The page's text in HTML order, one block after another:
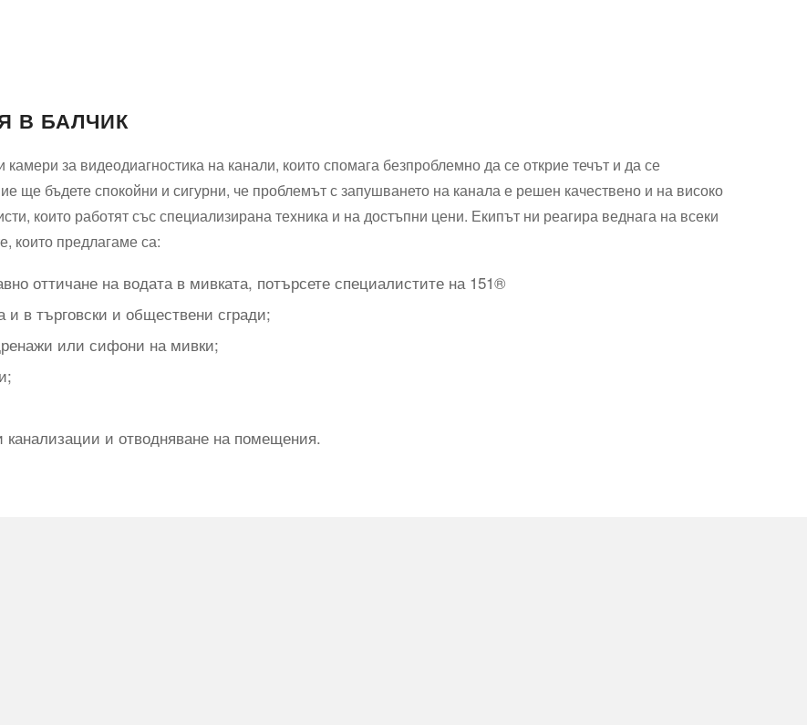
В БАЛЧИК
за видеодиагностика на канали, които спомага безпроблемно да се открие течът и да се
ще бъдете спокойни и сигурни, че проблемът с запушването на канала е решен качествено и на високо
които работят със специализирана техника и на достъпни цени. Екипът ни реагира веднага на всеки
които предлагаме са:
оттичане на водата в мивката, потърсете специалистите на 151®
в търговски и обществени сгради;
или сифони на мивки;
и отводняване на помещения.